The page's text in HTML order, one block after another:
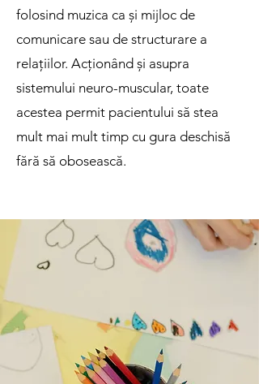
folosind muzica ca și mijloc de
comunicare sau de structurare a
relațiilor. Acționând și asupra
sistemului neuro-muscular, toate
acestea permit pacientului să stea
mult mai mult timp cu gura deschisă
fără să obosească.